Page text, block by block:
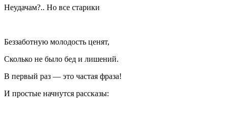
Неудачам?.. Но все старики
Беззаботную молодость ценят,
Сколько не было бед и лишений.
В первый раз — это частая фраза!
И простые начнутся рассказы: